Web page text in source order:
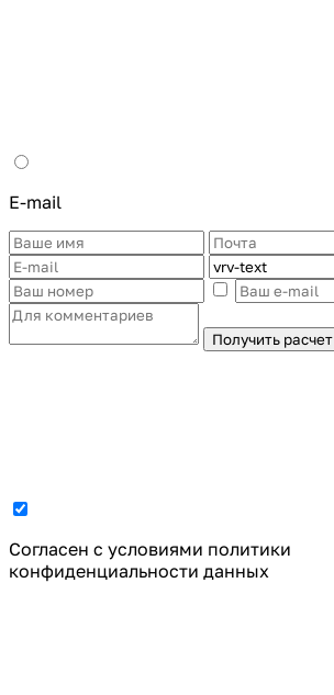
E-mail
Получить расчет
Cогласен с условиями политики
конфиденциальности данных